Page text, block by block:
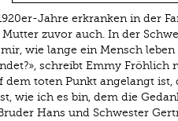
Jahre erkranken in der
zuvor auch. In der
mir, wie lange ein Mensch
schreibt Emmy
dem toten Punkt angelangt
wie ich es bin, dem die
Hans und Schwester